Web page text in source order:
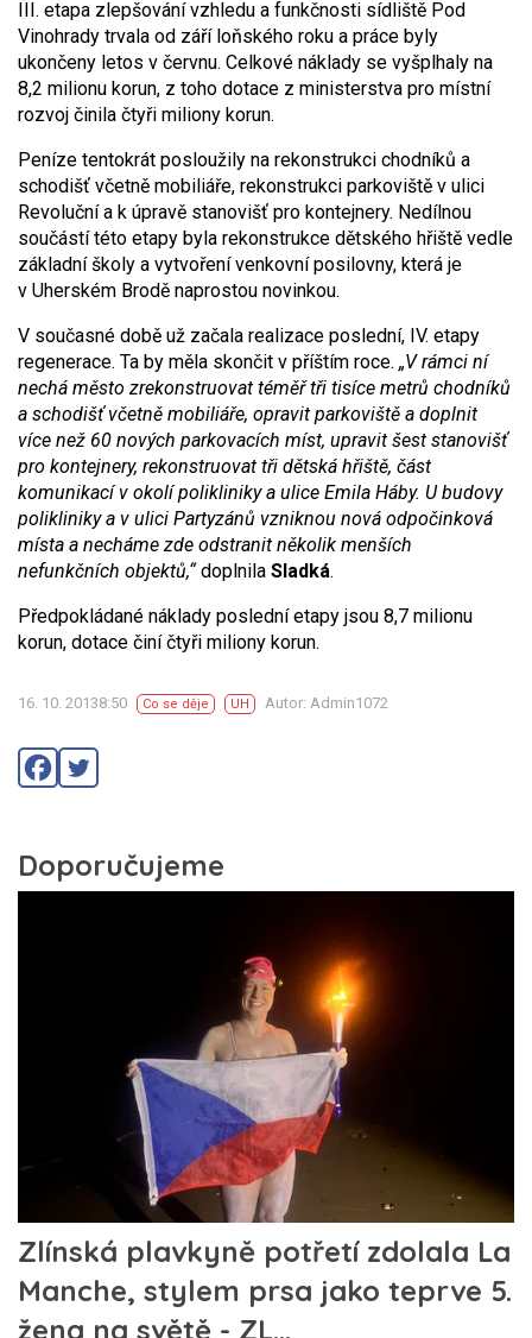
III. etapa zlepšování vzhledu a funkčnosti sídliště Pod
Vinohrady trvala od září loňského roku a práce byly
ukončeny letos v červnu. Celkové náklady se vyšplhaly na
8,2 milionu korun, z toho dotace z ministerstva pro místní
rozvoj činila čtyři miliony korun.
Peníze tentokrát posloužily na rekonstrukci chodníků a
schodišť včetně mobiliáře, rekonstrukci parkoviště v ulici
Revoluční a k úpravě stanovišť pro kontejnery. Nedílnou
součástí této etapy byla rekonstrukce dětského hřiště vedle
základní školy a vytvoření venkovní posilovny, která je
v Uherském Brodě naprostou novinkou.
V současné době už začala realizace poslední, IV. etapy
regenerace. Ta by měla skončit v příštím roce. „V rámci ní
nechá město zrekonstruovat téměř tři tisíce metrů chodníků
a schodišť včetně mobiliáře, opravit parkoviště a doplnit
více než 60 nových parkovacích míst, upravit šest stanovišť
pro kontejnery, rekonstruovat tři dětská hřiště, část
komunikací v okolí polikliniky a ulice Emila Háby. U budovy
polikliniky a v ulici Partyzánů vzniknou nová odpočinková
místa a necháme zde odstranit několik menších
nefunkčních objektů,“doplnila Sladká.
Předpokládané náklady poslední etapy jsou 8,7 milionu
korun, dotace činí čtyři miliony korun.
16. 10. 20138:50 Co se děje UH Autor: Admin1072